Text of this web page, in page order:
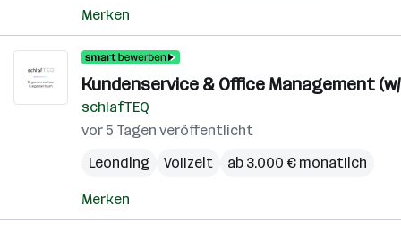
Merken
Kundenservice & Office Management
schlafTEQ
vor 5 Tagen veröffentlicht
Leonding
Vollzeit ab 3.000 € monatlich
Merken